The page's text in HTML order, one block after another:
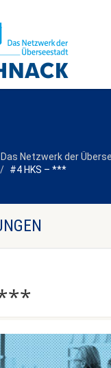
Netzwerk der
#4 HKS – ***